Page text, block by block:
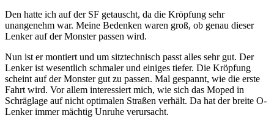
Den hatte ich auf der SF getauscht, da die Kröpfung sehr
unangenehm war. Meine Bedenken waren groß, ob genau dieser
Lenker auf der Monster passen wird.
Nun ist er montiert und um sitztechnisch passt alles sehr gut. Der
Lenker ist wesentlich schmaler und einiges tiefer. Die Kröpfung
scheint auf der Monster gut zu passen. Mal gespannt, wie die erste
Fahrt wird. Vor allem interessiert mich, wie sich das Moped in
Schräglage auf nicht optimalen Straßen verhält. Da hat der breite O-
Lenker immer mächtig Unruhe verursacht.